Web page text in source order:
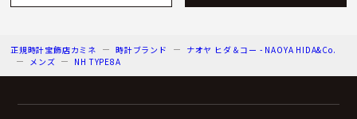
正規時計宝飾店カミネ 時計ブランド
ナオヤ ヒダ＆コー - NAOYA HIDA&Co.
メンズ
NH TYPE8A